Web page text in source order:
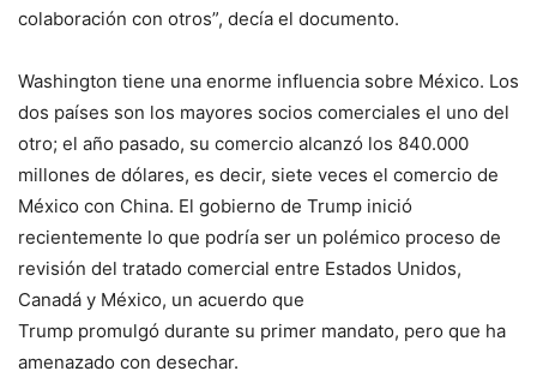
colaboración con otros”, decía el documento.
Washington tiene una enorme influencia sobre México. Los
dos países son los mayores socios comerciales el uno del
otro; el año pasado, su comercio alcanzó los 840.000
millones de dólares, es decir, siete veces el comercio de
México con China. El gobierno de Trump inició
recientemente lo que podría ser un polémico proceso de
revisión del tratado comercial entre Estados Unidos,
Canadá y México, un acuerdo que
Trump promulgó durante su primer mandato, pero que ha
amenazado con desechar.